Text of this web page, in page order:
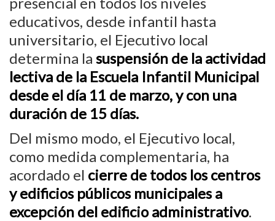
educativos, desde infantil hasta
universitario, el Ejecutivo local
determina la suspensión de la actividad
lectiva de la Escuela Infantil Municipal
desde el día 11 de marzo, y con una
duración de 15 días.
Del mismo modo, el Ejecutivo local,
como medida complementaria, ha
acordado el cierre de todos los centros
y edificios públicos municipales a
excepción del edificio administrativo.